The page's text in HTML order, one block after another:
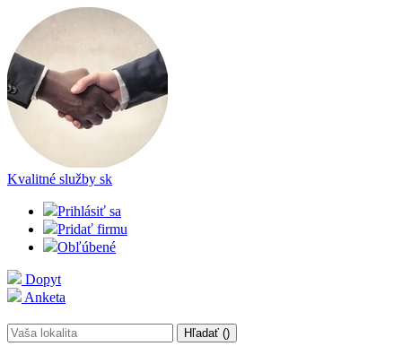
Kvalitné služby sk
Prihlásiť sa
Pridať firmu
Obľúbené
Dopyt
Anketa
Hľadať ()